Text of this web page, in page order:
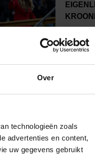
Over
technologieën zoals
advertenties en content,
uw gegevens gebruikt